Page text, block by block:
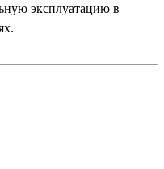
эксплуатацию в